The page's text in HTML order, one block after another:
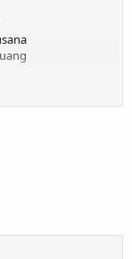
Repu!